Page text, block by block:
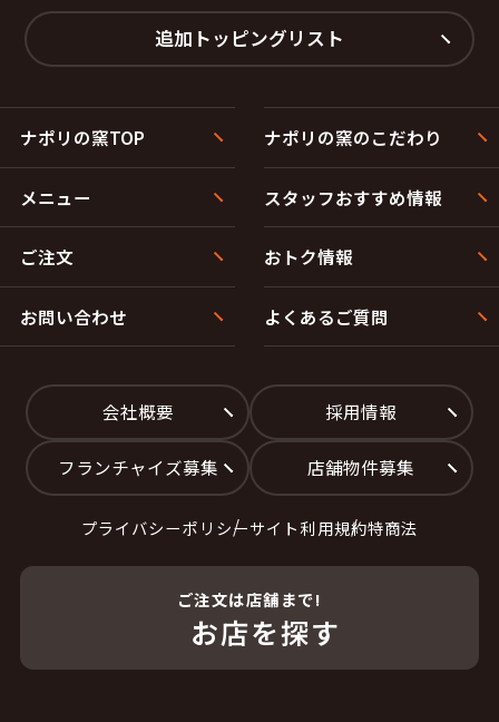
追加トッピングリスト
ナポリの窯TOP ナポリの窯のこだわり
メニュー スタッフおすすめ情報
ご注文 おトク情報
お問い合わせ よくあるご質問
会社概要 採用情報
フランチャイズ募集 店舗物件募集
プライバシーポリシーサイト利用規約特商法
ご注文は店舗まで!
お店を探す